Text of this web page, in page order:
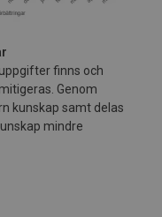
finns och
Genom
kunskap samt delas
mindre